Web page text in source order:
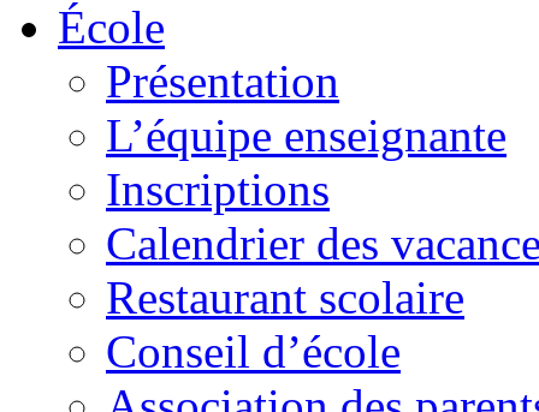
École
Présentation
L’équipe enseignante
Inscriptions
Calendrier des
Restaurant scolaire
Conseil d’école